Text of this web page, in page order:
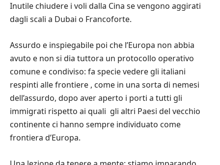
Inutile chiudere i voli dalla Cina se vengono aggirati
dagli scali a Dubai o Francoforte.
Assurdo e inspiegabile poi che l’Europa non abbia
avuto e non si dia tuttora un protocollo operativo
comune e condiviso: fa specie vedere gli italiani
respinti alle frontiere , come in una sorta di nemesi
dell’assurdo, dopo aver aperto i porti a tutti gli
immigrati rispetto ai quali gli altri Paesi del vecchio
continente ci hanno sempre individuato come
frontiera d’Europa.